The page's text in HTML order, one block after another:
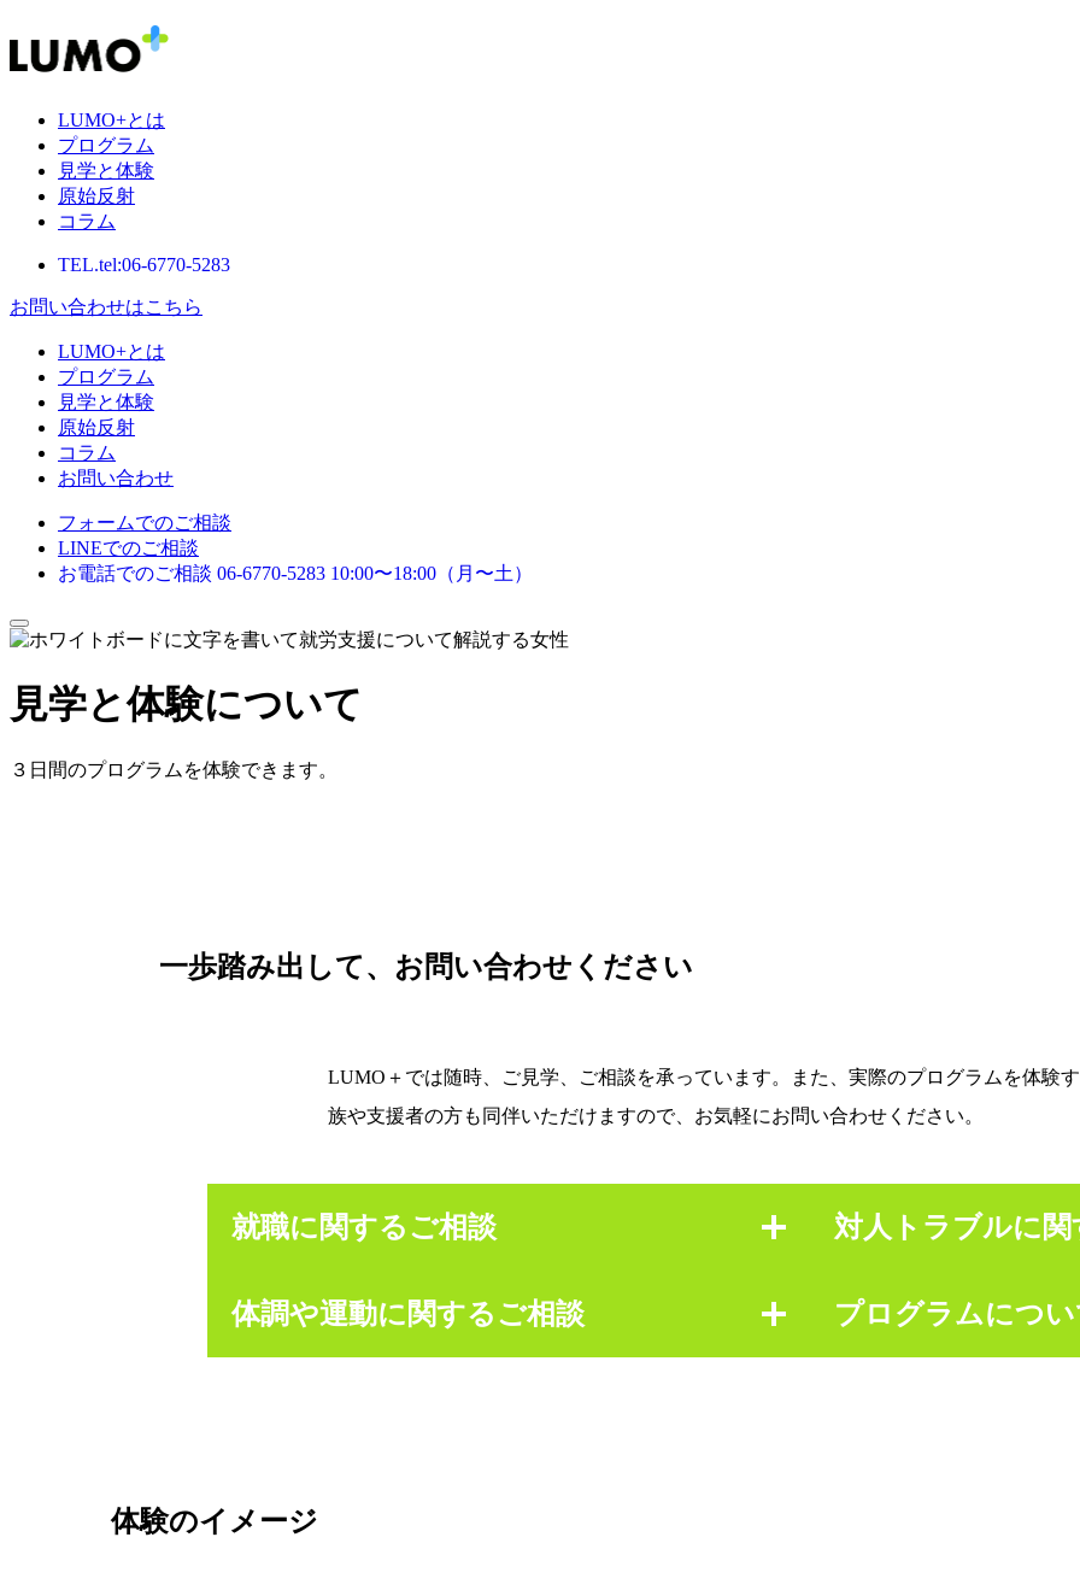
LUMO+とは
プログラム
見学と体験
原始反射
コラム
TEL.tel:06-6770-5283
お問い合わせはこちら
LUMO+とは
プログラム
見学と体験
原始反射
コラム
お問い合わせ
フォームでのご相談
LINEでのご相談
お電話でのご相談 06-6770-5283 10:00〜18:00（月〜土）
メ
ー
を
閉
す
見学と体験について
３日間のプログラムを体験できます。
一歩踏み出して、お問い合わせください
LUMO＋では随時、ご見学、ご相談を承っています。また、実際のプログラムを体験
族や支援者の方も同伴いただけますので、お気軽にお問い合わせください。
就職に関するご相談
仕事が長続きしない
対人トラブルに
対人関係でトラブ
体調や運動に関するご相談
LUMO＋でどんな運動をするのか知りたい
プログラムにつ
体験のイメージ